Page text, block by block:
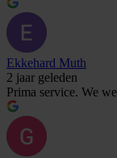
Ekkehard Muth
2 jaar geleden
Prima service. We